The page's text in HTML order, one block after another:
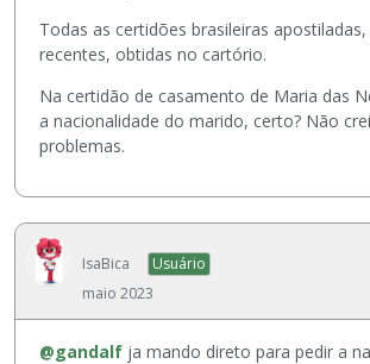
Todas as certidões brasileiras
recentes, obtidas no cartório.
Na certidão de casamento de Maria das
a nacionalidade do marido, certo? Não
problemas.
IsaBica
Usuário
maio 2023
@gandalf ja mando direto para pedir a